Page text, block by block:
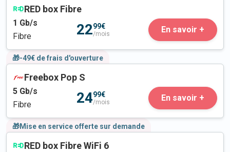
RED box Fibre
1 Gb/s
Fibre
2299€
/mois En savoir +
🎁-49€ de frais d'ouverture
Freebox Pop S
5 Gb/s
Fibre
2499€
/mois En savoir +
🎁Mise en service offerte sur demande
RED box Fibre WiFi 6